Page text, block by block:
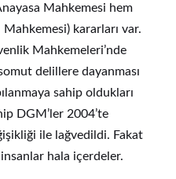
Mahkemesi hem
kararları var.
Mahkemeleri’nde
delillere dayanması
sahip oldukları
DGM’ler 2004’te
ile lağvedildi. Fakat
hala içerdeler.